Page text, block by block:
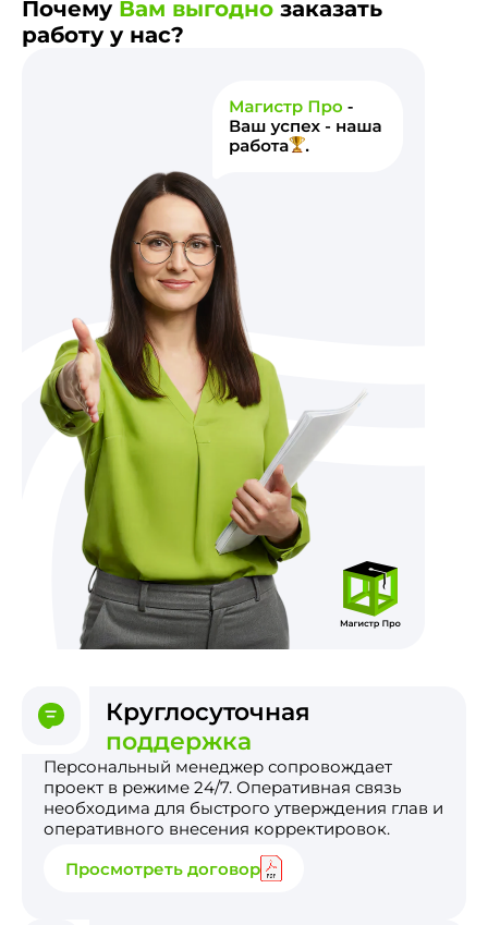
Почему Вам выгодно заказать
работу у нас?
Круглосуточная
поддержка
Персональный менеджер сопровождает
проект в режиме 24/7. Оперативная связь
необходима для быстрого утверждения глав и
оперативного внесения корректировок.
Просмотреть договор